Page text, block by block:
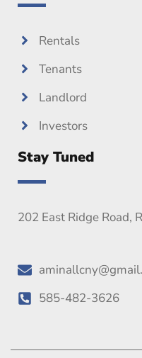
Rentals
Tenants
Landlord
Investors
Stay Tuned
202 East Ridge Road,
585-482-3626